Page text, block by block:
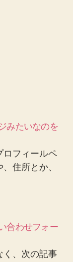
みたいなのを
ロフィールペ
住所とか、
合わせフォー
く、次の記事